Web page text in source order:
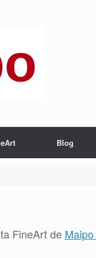
Blog
FineArt de Maipo